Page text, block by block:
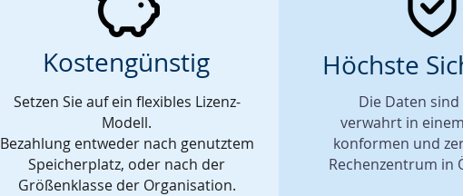
Kostengünstig
Setzen Sie auf ein flexibles Lizenz-
Modell.
Bezahlung entweder nach genutztem
Speicherplatz, oder nach der
Größenklasse der Organisation.
Höchste
Die Daten
verwahrt in
konformen und
Rechenzentrum in